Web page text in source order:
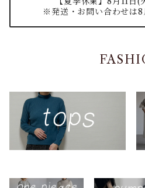
※発送・お問い合わせは8